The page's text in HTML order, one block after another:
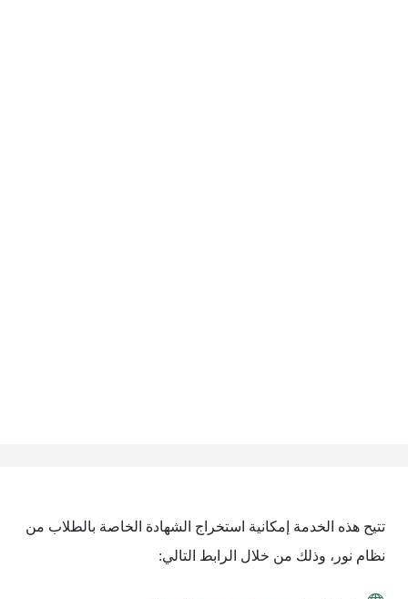
تتيح هذه الخدمة إمكانية استخراج الشهادة الخاصة بالطلاب من
نظام نور، وذلك من خلال الرابط التالي: